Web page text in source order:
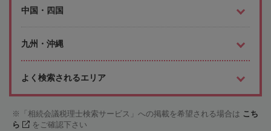
中国・四国
九州・沖縄
よく検索されるエリア
「相続会議税理士検索サービス」への掲載を希望される場合は こち
ら
をご確認下さい